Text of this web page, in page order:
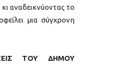
αναδεικνύοντας το
μια σύγχρονη
ΤΟΥ ΔΗΜΟΥ